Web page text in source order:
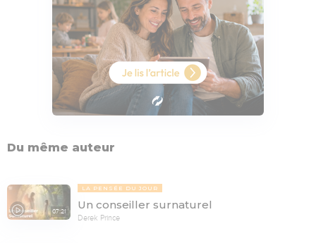
Du même auteur
07:21
LA PENSÉE DU JOUR
Un conseiller surnaturel
Derek Prince